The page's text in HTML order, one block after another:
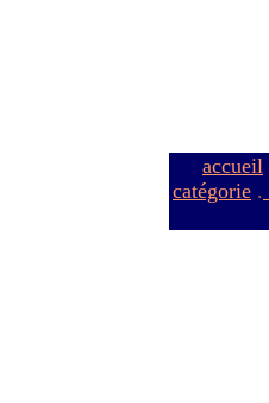
accueil
catégorie .